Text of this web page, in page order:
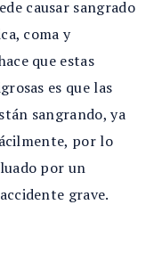
causar sangrado
coma y
que estas
es que las
sangrando, ya
por lo
por un
grave.